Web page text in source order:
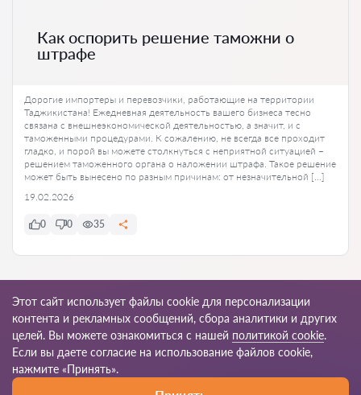
Как оспорить решение таможни о
штрафе
Дорогие импортеры и перевозчики, работающие на территории
Таджикистана! Ежедневная деятельность вашего бизнеса тесно
связана с внешнеэкономической деятельностью, а значит, и с
таможенными процедурами. К сожалению, не всегда все проходит
гладко, и порой вы можете столкнуться с неприятной ситуацией –
решением таможенного органа о наложении штрафа. Такое решение
может быть вынесено по разным причинам: от незначительной […]
19.02.2026
0 0 35
Этот сайт использует файлы cookie для персонализации
контента и рекламных сообщений, сбора аналитики и других
целей. Вы можете ознакомиться с нашей политикой cookie.
Если вы даете согласие на использование файлов cookie,
нажмите «Принять».